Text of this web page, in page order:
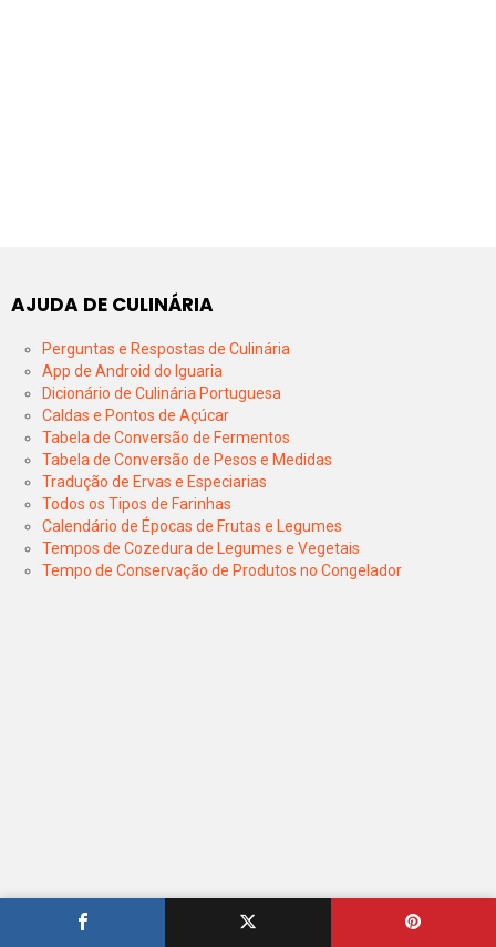
AJUDA DE CULINÁRIA
Perguntas e Respostas de Culinária
App de Android do Iguaria
Dicionário de Culinária Portuguesa
Caldas e Pontos de Açúcar
Tabela de Conversão de Fermentos
Tabela de Conversão de Pesos e Medidas
Tradução de Ervas e Especiarias
Todos os Tipos de Farinhas
Calendário de Épocas de Frutas e Legumes
Tempos de Cozedura de Legumes e Vegetais
Tempo de Conservação de Produtos no Congelador